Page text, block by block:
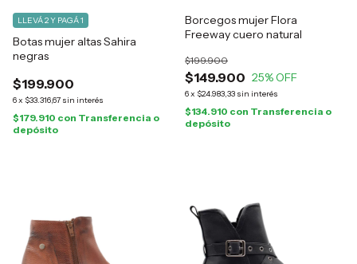
Botas mujer altas Sahira
negras
$199.900
6x $33.316,67 sin interés
LLEVÁ 2 Y PAGÁ 1
$179.910 con Transferencia o
depósito
Borcegos mujer Flora
Freeway cuero natural
$149.900
$199.900
25% OFF
6x $24.983,33 sin interés
$134.910 con Transferencia o
depósito